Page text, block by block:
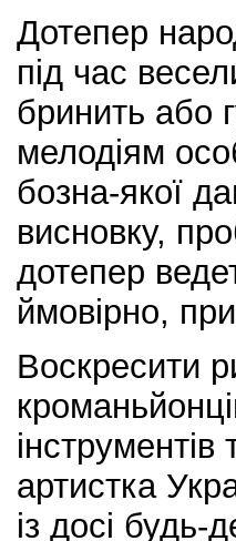
Дотепер
під час
бринить або
мелодіям
бозна-якої
висновку,
дотепер
ймовірно,
Воскресити
артистка
із досі